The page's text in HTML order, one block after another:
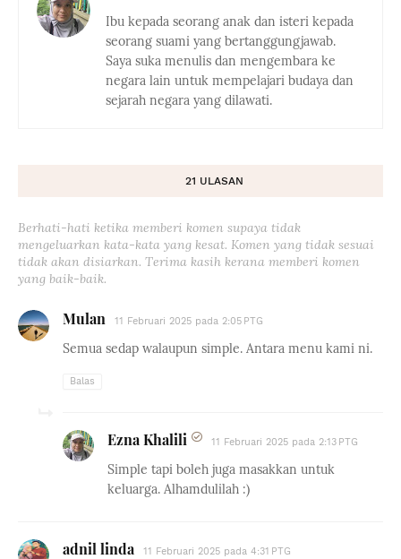
Ibu kepada seorang anak dan isteri kepada
seorang suami yang bertanggungjawab.
Saya suka menulis dan mengembara ke
negara lain untuk mempelajari budaya dan
sejarah negara yang dilawati.
21 ULASAN
Berhati-hati ketika memberi komen supaya tidak
mengeluarkan kata-kata yang kesat. Komen yang tidak sesuai
tidak akan disiarkan. Terima kasih kerana memberi komen
yang baik-baik.
Mulan 11 Februari 2025 pada 2:05 PTG
Semua sedap walaupun simple. Antara menu kami ni.
Balas
Ezna Khalili 11 Februari 2025 pada 2:13 PTG
Simple tapi boleh juga masakkan untuk
keluarga. Alhamdulilah :)
adnil linda 11 Februari 2025 pada 4:31 PTG